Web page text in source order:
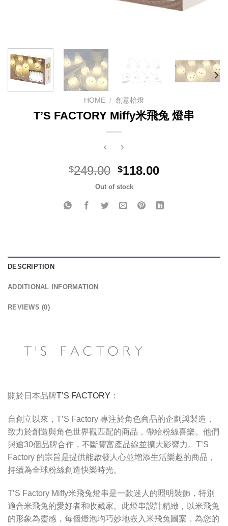
HOME / 創意枱燈
T’S FACTORY Miffy米飛兔 燈串
$249.00 Original
price
$249.00.
$118.00Current
$118.00.
Out of stock
DESCRIPTION
ADDITIONAL INFORMATION
REVIEWS (0)
關於日本品牌T’S FACTORY ：
自創立以來，T’S Factory 專注於角色商品的企劃與製造，
致力於創造與角色世界觀匹配的商品，帶給粉絲喜樂。他們
與逾30個品牌合作，不斷豐富產品線並擴大影響力。T’S
Factory 的宗旨是提供能啟發人心並增添生活樂趣的商品，
持續為全球粉絲創造快樂時光。
T’S Factory Miffy米飛兔燈串是一款迷人的照明裝飾，特別
適合米飛兔的愛好者和收藏家。此燈串設計精緻，以米飛兔
的形象為靈感，每個燈泡均巧妙地嵌入米飛兔圖案，為您的